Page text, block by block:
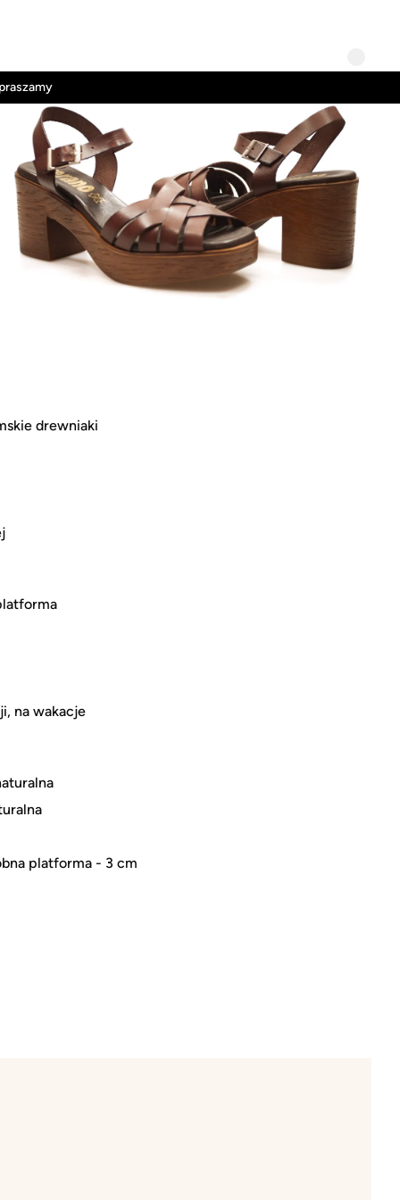
drewniaki
na wakacje
platforma - 3 cm